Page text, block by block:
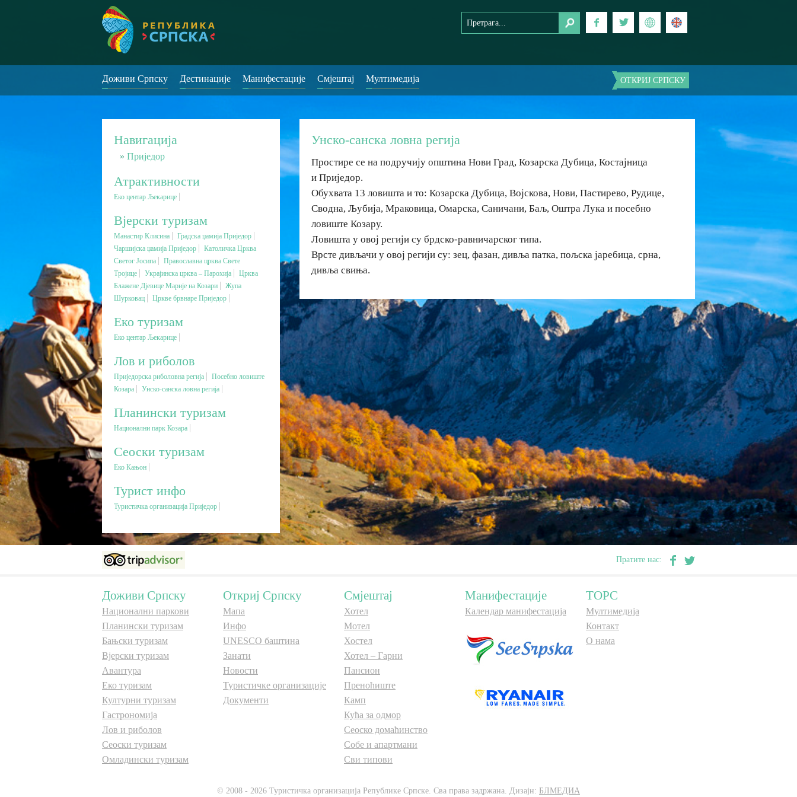
Доживи Српску Дестинације Манифестације Смјештај Мултимедија ОТКРИЈ СРПСКУ
Навигација
Приједор
Атрактивности
Еко центар Љекарице
Вјерски туризам
Манастир Клисина
Градска џамија Приједор
Чаршијска џамија Приједор
Католичка Црква
Светог Јосипа
Православна црква Свете
Тројице
Украјинска црква – Парохија
Црква
Блажене Дјевице Марије на Козари
Жупа
Шурковац
Цркве брвнаре Приједор
Еко туризам
Еко центар Љекарице
Лов и риболов
Приједорска риболовна регија
Посебно ловиште
Козара
Унско-санска ловна регија
Планински туризам
Национални парк Козара
Сеоски туризам
Еко Кањон
Турист инфо
Туристичка организација Приједор
Унско-санска ловна регија
Простире се на подручију општина Нови Град, Козарска Дубица, Костајница
и Приједор.
Обухвата 13 ловишта и то: Козарска Дубица, Војскова, Нови, Пастирево, Рудице,
Сводна, Љубија, Мраковица, Омарска, Саничани, Баљ, Оштра Лука и посебно
ловиште Козару.
Ловишта у овој регији су брдско-равничарског типа.
Врсте дивљачи у овој регији су: зец, фазан, дивља патка, пољска јаребица, срна,
дивља свиња.
Пратите нас:
Доживи Српску
Национални паркови
Планински туризам
Бањски туризам
Вјерски туризам
Авантура
Еко туризам
Културни туризам
Гастрономија
Лов и риболов
Сеоски туризам
Омладински туризам
Откриј Српску
Мапа
Инфо
UNESCO баштина
Занати
Новости
Туристичке организације
Документи
Смјештај
Хотел
Мотел
Хостел
Хотел – Гарни
Пансион
Преноћиште
Камп
Кућа за одмор
Сеоско домаћинство
Собе и апартмани
Сви типови
Манифестације
Календар манифестација
ТОРС
Мултимедија
Контакт
О нама
© 2008 - 2026 Туристичка организација Републике Српске. Сва права задржана. Дизајн: БЛМЕДИА